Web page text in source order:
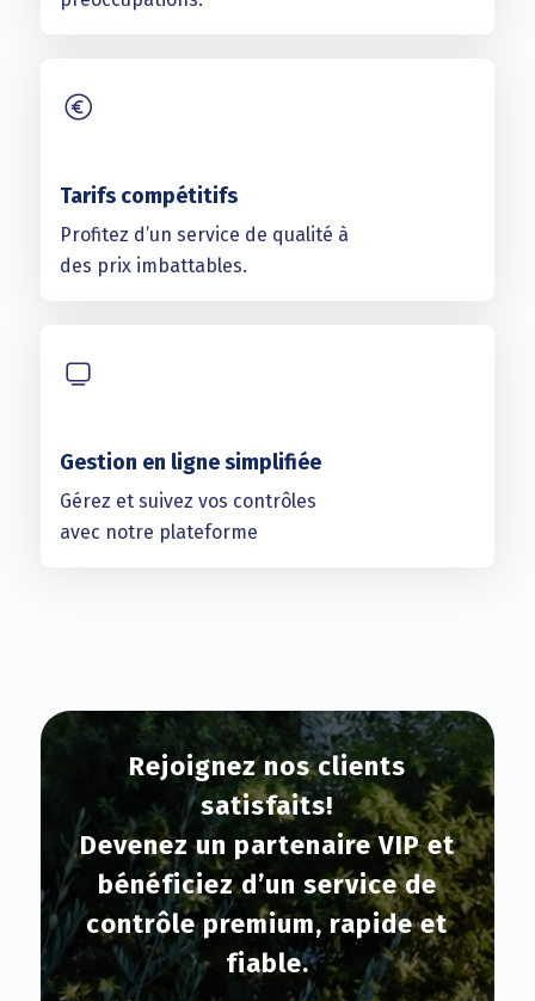
Tarifs compétitifs
Profitez d’un service de qualité à
des prix imbattables.
Gestion en ligne simplifiée
Gérez et suivez vos contrôles
avec notre plateforme
Rejoignez nos clients
satisfaits!
Devenez un partenaire VIP et
bénéficiez d’un service de
contrôle premium, rapide et
fiable.